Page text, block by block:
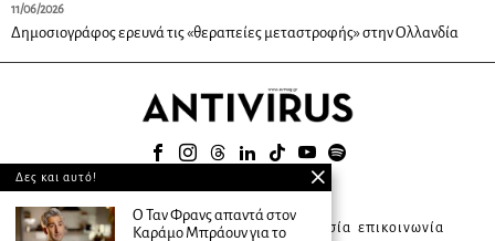
11/06/2026
Δημοσιογράφος ερευνά τις «θεραπείες μεταστροφής» στην Ολλανδία
© 2025
about ANTIVIRUS συνδρομητική υπηρεσία επικοινωνία
Δες και αυτό!
Ο Ταν Φρανς απαντά στον
Καράμο Μπράουν για το